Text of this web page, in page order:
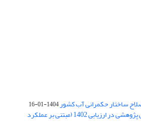
ساختار حکمرانی آب کشور1404-01-16
کسب رتبه الف مجلات علمی پژوهشی در ارزیابی 1402 (مبتنی بر عملکرد